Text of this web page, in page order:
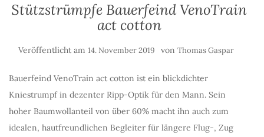
Stützstrümpfe Bauerfeind VenoTrain
act cotton
Veröffentlicht am 14. November 2019 von Thomas Gaspar
Bauerfeind VenoTrain act cotton ist ein blickdichter
Kniestrumpf in dezenter Ripp-Optik für den Mann. Sein
hoher Baumwollanteil von über 60% macht ihn auch zum
idealen, hautfreundlichen Begleiter für längere Flug-, Zug